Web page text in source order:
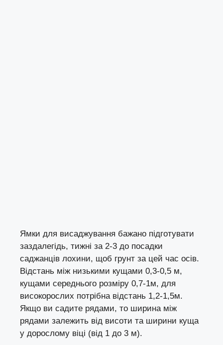
Ямки для висаджування бажано підготувати
заздалегідь, тижні за 2-3 до посадки
саджанців лохини, щоб грунт за цей час осів.
Відстань між низькими кущами 0,3-0,5 м,
кущами середнього розміру 0,7-1м, для
високорослих потрібна відстань 1,2-1,5м.
Якщо ви садите рядами, то ширина між
рядами залежить від висоти та ширини куща
у дорослому віці (від 1 до 3 м).